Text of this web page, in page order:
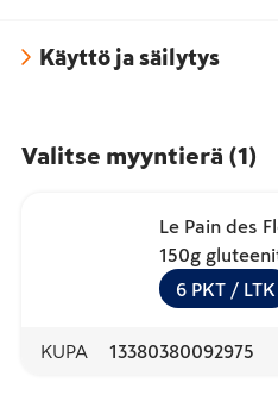
Käyttö ja säilytys
Valitse myyntierä (1 )
Le Pain des
150g
6 PKT / LTK
KUPA 13380380092975